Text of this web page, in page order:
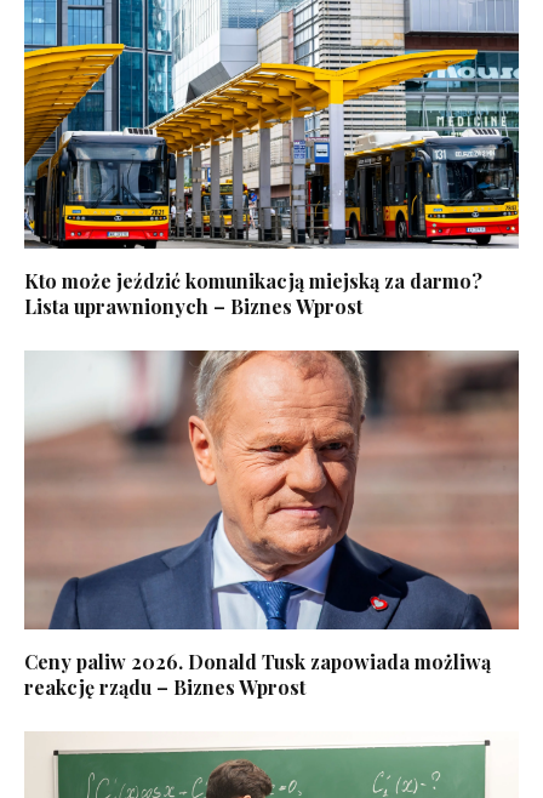
Kto może jeździć komunikacją miejską za darmo?
Lista uprawnionych – Biznes Wprost
Ceny paliw 2026. Donald Tusk zapowiada możliwą
reakcję rządu – Biznes Wprost